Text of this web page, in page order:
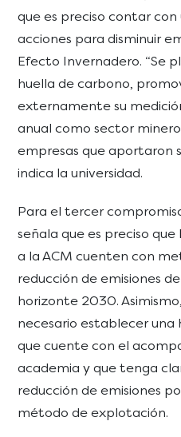
que es preciso contar
acciones para disminuir
Efecto Invernadero. “Se
huella de carbono,
externamente su
anual como sector
empresas que aportaron
indica la universidad.
Para el tercer
señala que es preciso
a la ACM cuenten con
reducción de emisiones
horizonte 2030.
necesario establecer
que cuente con el
academia y que tenga
reducción de emisiones
método de explotación.